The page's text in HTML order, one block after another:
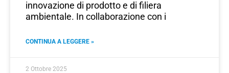
innovazione di prodotto e di filiera
ambientale. In collaborazione con i
CONTINUA A LEGGERE »
2 Ottobre 2025